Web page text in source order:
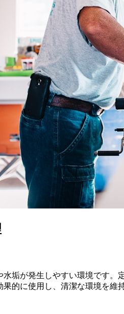
垢が発生しやすい環境です
的に使用し、清潔な環境を維